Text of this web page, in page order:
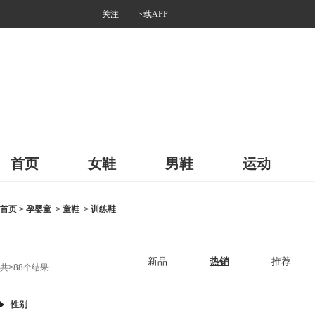
关注 下载APP
首页 女鞋 男鞋 运动
首页 > 孕婴童 > 童鞋 > 训练鞋
共>88个结果
性别
新品 热销 推荐